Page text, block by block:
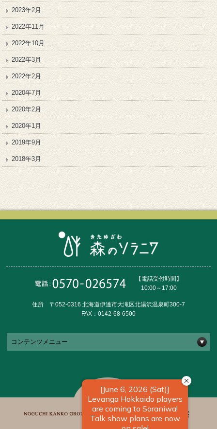
2023年2月
2022年11月
2022年10月
2022年3月
2022年2月
2020年7月
2020年2月
2020年1月
2019年9月
2018年3月
【電話受付時間】
10:00～17:00
住所 〒052-0316 北海道伊達市大滝区北湯沢温泉町300-7
FAX：0142-68-6500
コンテンツメニュー